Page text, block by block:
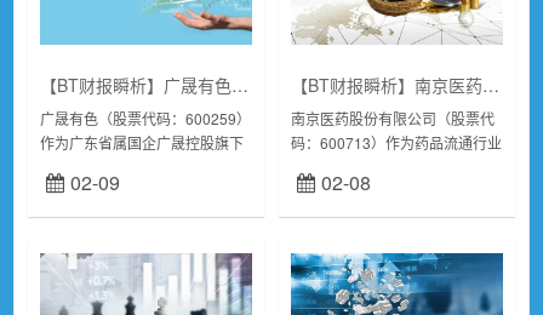
【BT财报瞬析】广晟有色2023三季报：稀土行业旗舰企业的财务表现与市场动态
广晟有色（股票代码：600259）
作为广东省属国企广晟控股旗下
――广东稀土集团的重要组成部
分。公司专注于稀土矿的开采、
02-09
【BT财报瞬析】南京医药2023三季报：稳健经营下的资产增长与现金流挑战
南京医药股份有限公司（股票代
码：600713）作为药品流通行业
医药卫生事业和健康产业。公司
业务覆盖药品及医疗器材的采
02-08